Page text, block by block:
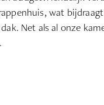
wat
Net als al onze